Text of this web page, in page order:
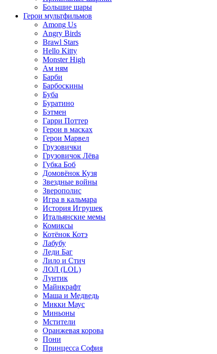
Большие шары
Герои мультфильмов
Among Us
Angry Birds
Brawl Stars
Hello Kitty
Monster High
Ам ням
Барби
Барбоскины
Буба
Буратино
Бэтмен
Гарри Поттер
Герои в масках
Герои Марвел
Грузовички
Грузовичок Лёва
Губка Боб
Домовёнок Кузя
Звездные войны
Зверополис
Игра в кальмара
История Игрушек
Итальянские мемы
Комиксы
Котёнок Котэ
Лабубу
Леди Баг
Лило и Стич
ЛОЛ (LOL)
Лунтик
Майнкрафт
Маша и Медведь
Микки Маус
Миньоны
Мстители
Оранжевая корова
Пони
Принцесса София